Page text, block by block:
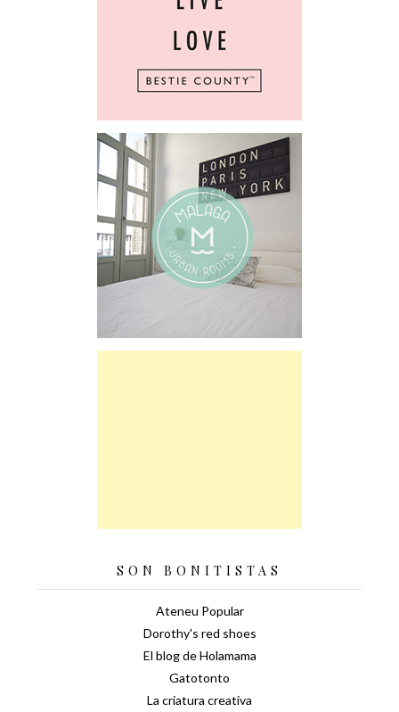
SON BONITISTAS
Ateneu Popular
Dorothy's red shoes
El blog de Holamama
Gatotonto
La criatura creativa